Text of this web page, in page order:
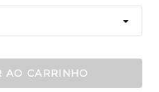
AO CARRINHO